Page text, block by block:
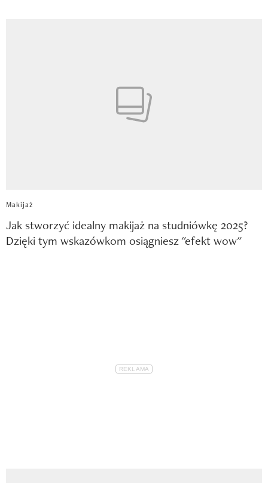
Makijaż
Jak stworzyć idealny makijaż na studniówkę 2025?
Dzięki tym wskazówkom osiągniesz "efekt wow"